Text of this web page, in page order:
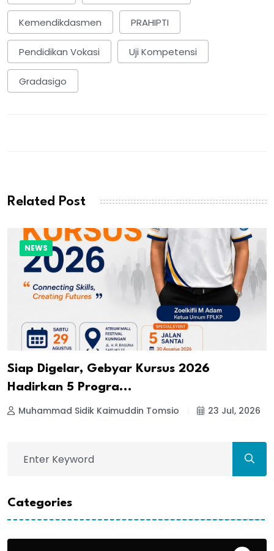
Kemendikdasmen PRAHIPTI
Pendidikan Vokasi Uji Kompetensi
Gradasigo
Related Post
NEWS
Siap Digelar, Gebyar Kursus 2026
Hadirkan 5 Progra...
Muhammad Sidik Kaimuddin Tomsio
23 Jul, 2026
Categories